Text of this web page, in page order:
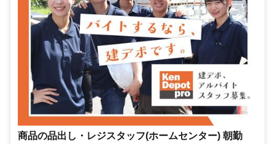
商品の品出し・レジスタッフ(ホームセンター) 朝勤